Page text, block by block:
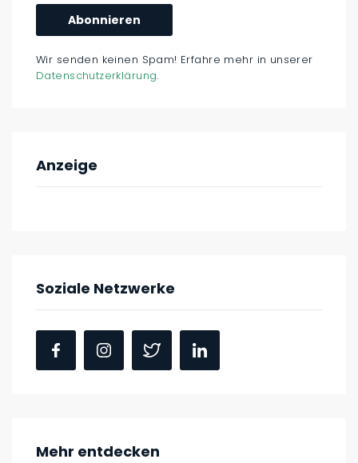
Wir senden keinen Spam! Erfahre mehr in unserer
Datenschutzerklärung.
Anzeige
Soziale Netzwerke
Mehr entdecken